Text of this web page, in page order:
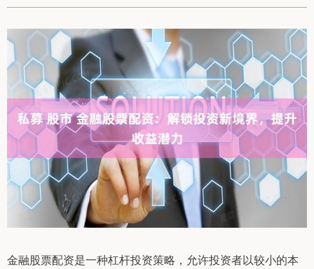
金融股票配资是一种杠杆投资策略，允许投资者以较小的本